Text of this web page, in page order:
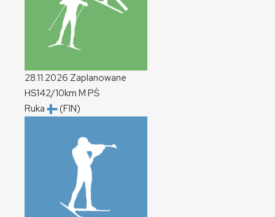
28.11.2026 Zaplanowane
HS142/10km M PŚ
Ruka
(FIN)